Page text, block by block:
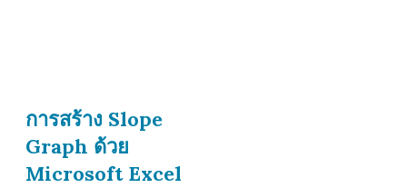
การสร้าง Slope
Graph ด้วย
Microsoft Excel